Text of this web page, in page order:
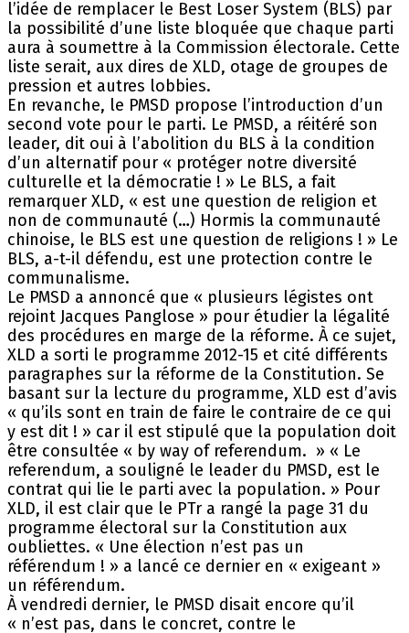
l’idée de remplacer le Best Loser System (BLS) par
la possibilité d’une liste bloquée que chaque parti
aura à soumettre à la Commission électorale. Cette
liste serait, aux dires de XLD, otage de groupes de
pression et autres lobbies.
En revanche, le PMSD propose l’introduction d’un
second vote pour le parti. Le PMSD, a réitéré son
leader, dit oui à l’abolition du BLS à la condition
d’un alternatif pour « protéger notre diversité
culturelle et la démocratie ! » Le BLS, a fait
remarquer XLD, « est une question de religion et
non de communauté (…) Hormis la communauté
chinoise, le BLS est une question de religions ! » Le
BLS, a-t-il défendu, est une protection contre le
communalisme.
Le PMSD a annoncé que « plusieurs légistes ont
rejoint Jacques Panglose » pour étudier la légalité
des procédures en marge de la réforme. À ce sujet,
XLD a sorti le programme 2012-15 et cité différents
paragraphes sur la réforme de la Constitution. Se
basant sur la lecture du programme, XLD est d’avis
« qu’ils sont en train de faire le contraire de ce qui
y est dit ! » car il est stipulé que la population doit
être consultée « by way of referendum. » « Le
referendum, a souligné le leader du PMSD, est le
contrat qui lie le parti avec la population. » Pour
XLD, il est clair que le PTr a rangé la page 31 du
programme électoral sur la Constitution aux
oubliettes. « Une élection n’est pas un
référendum ! » a lancé ce dernier en « exigeant »
un référendum.
À vendredi dernier, le PMSD disait encore qu’il
« n’est pas, dans le concret, contre le